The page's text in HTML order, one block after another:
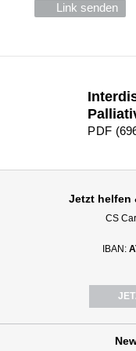
Link senden
PDF
Jetzt helfen
CS
IBAN: